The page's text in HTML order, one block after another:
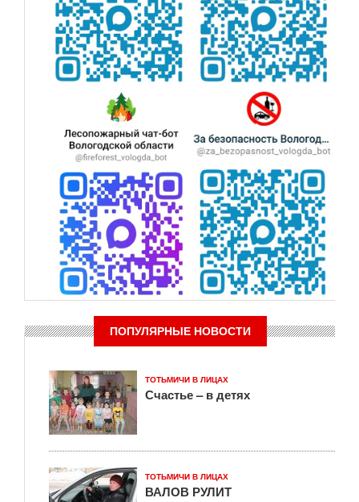
ПОПУЛЯРНЫЕ НОВОСТИ
ТОТЬМИЧИ В ЛИЦАХ
Счастье – в детях
ТОТЬМИЧИ В ЛИЦАХ
ВАЛОВ РУЛИТ